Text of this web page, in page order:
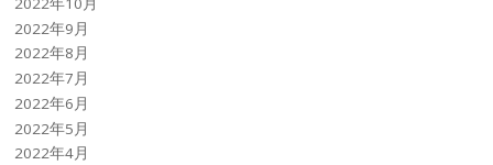
2022年9月
2022年8月
2022年7月
2022年6月
2022年5月
2022年4月